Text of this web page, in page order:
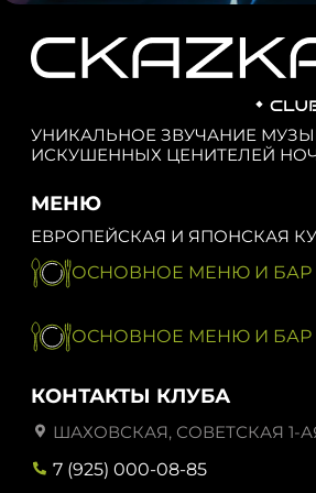
УНИКАЛЬНОЕ ЗВУЧАНИЕ
ИСКУШЕННЫХ ЦЕНИТЕЛЕЙ
МЕНЮ
ЕВРОПЕЙСКАЯ И ЯПОНСКАЯ
ОСНОВНОЕ МЕНЮ И БАР
ОСНОВНОЕ МЕНЮ И БАР
КОНТАКТЫ КЛУБА
ШАХОВСКАЯ, СОВЕТСКАЯ 1-
7 (925) 000-08-85